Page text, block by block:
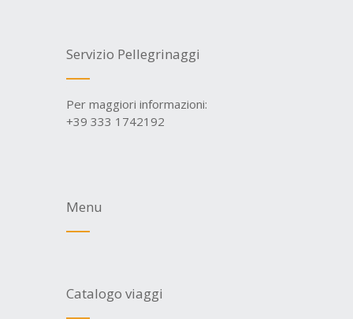
Servizio Pellegrinaggi
Per maggiori informazioni:
+39 333 1742192
Menu
Catalogo viaggi